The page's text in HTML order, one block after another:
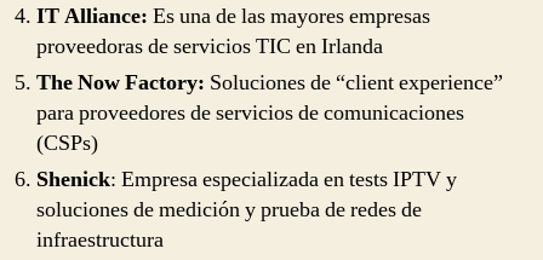
IT Alliance: Es una de las mayores empresas
proveedoras de servicios TIC en Irlanda
The Now Factory: Soluciones de “client experience”
para proveedores de servicios de comunicaciones
(CSPs)
Shenick: Empresa especializada en tests IPTV y
soluciones de medición y prueba de redes de
infraestructura